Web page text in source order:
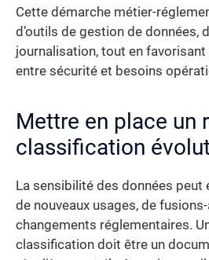
Cette démarche métier-
d’outils de gestion de données,
journalisation, tout en favorisant
entre sécurité et besoins
Mettre en place un
classification
La sensibilité des données peut
de nouveaux usages, de
changements réglementaires.
classification doit être un